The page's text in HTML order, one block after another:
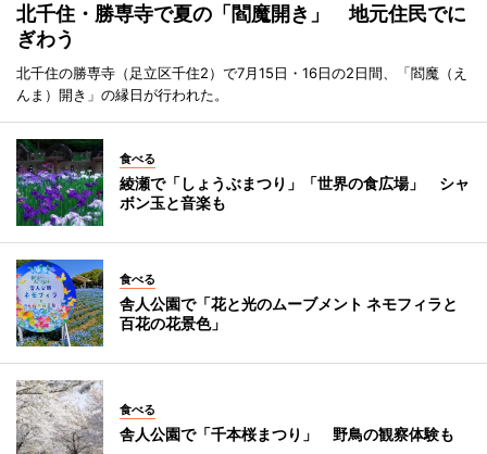
北千住・勝専寺で夏の「閻魔開き」 地元住民でに
ぎわう
北千住の勝専寺（足立区千住2）で7月15日・16日の2日間、「閻魔（え
んま）開き」の縁日が行われた。
食べる
綾瀬で「しょうぶまつり」「世界の食広場」 シャ
ボン玉と音楽も
食べる
舎人公園で「花と光のムーブメント ネモフィラと
百花の花景色」
食べる
舎人公園で「千本桜まつり」 野鳥の観察体験も